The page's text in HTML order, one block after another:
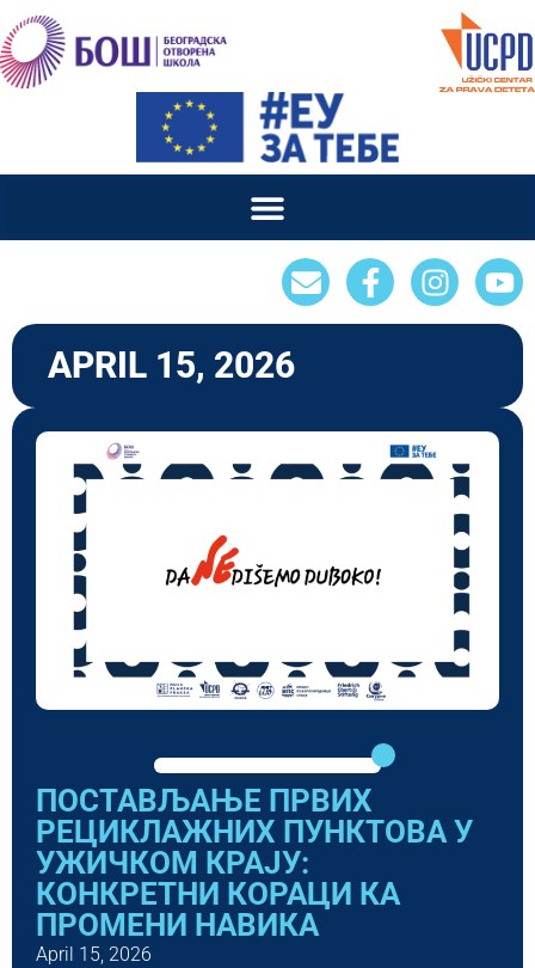
APRIL 15, 2026
ПОСТАВЉАЊЕ ПРВИХ
РЕЦИКЛАЖНИХ ПУНКТОВА У
УЖИЧКОМ КРАЈУ:
КОНКРЕТНИ КОРАЦИ КА
ПРОМЕНИ НАВИКА
April 15, 2026